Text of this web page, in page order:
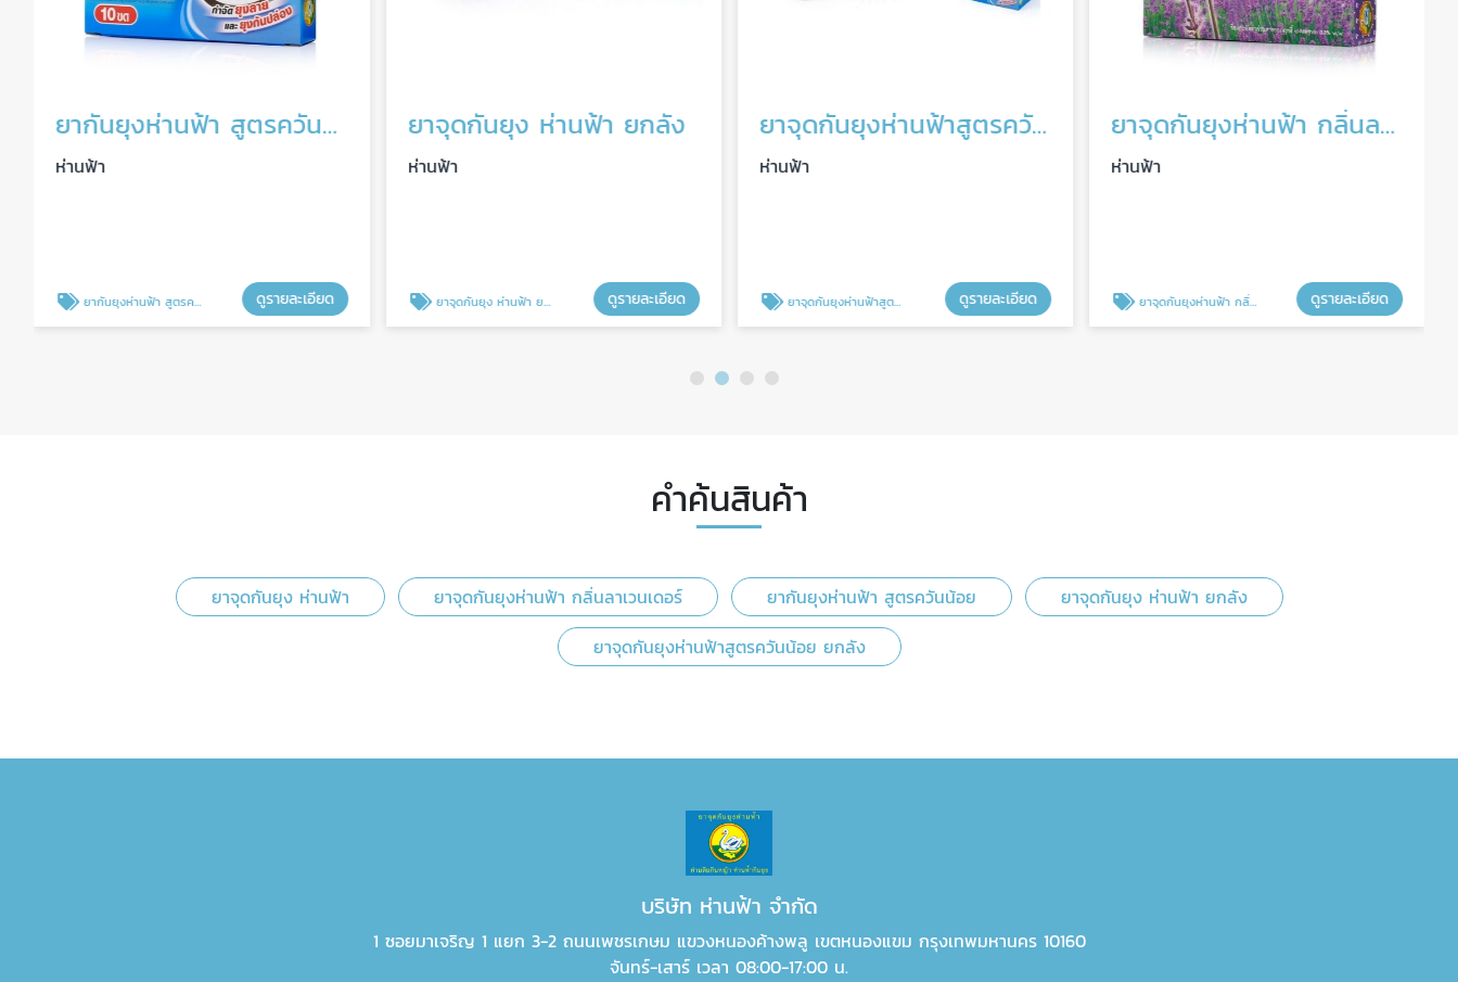
ยากันยุงห่านฟ้า สูตรควันน้อย
ห่านฟ้า
ยากันยุงห่านฟ้า สูตรควันน้อย ดูรายละเอียด
ยาจุดกันยุง ห่านฟ้า ยกลัง
ห่านฟ้า
ยาจุดกันยุง ห่านฟ้า ยกลัง ดูรายละเอียด
ยาจุดกันยุงห่านฟ้าสูตรควันน้อย ยกลัง
ห่านฟ้า
ยาจุดกันยุงห่านฟ้าสูตรควันน้อย ยกลัง ดูรายละเอียด
ยาจุดกันยุงห่านฟ้า กลิ่นลาเวนเดอร์
ห่านฟ้า
ยาจุดกันยุงห่านฟ้า กลิ่นลาเวนเดอร์ ดูรายละเอียด
คำค้นสินค้า
ยาจุดกันยุง ห่านฟ้า ยาจุดกันยุงห่านฟ้า กลิ่นลาเวนเดอร์ ยากันยุงห่านฟ้า สูตรควันน้อย
ยาจุดกันยุง ห่านฟ้า ยกลัง
ยาจุดกันยุงห่านฟ้าสูตรควันน้อย ยกลัง
บริษัท ห่านฟ้า จำกัด
1 ซอยมาเจริญ 1 แยก 3-2 ถนนเพชรเกษม แขวงหนองค้างพลู เขตหนองแขม กรุงเทพมหานคร 10160
จันทร์-เสาร์ เวลา 08:00-17:00 น.